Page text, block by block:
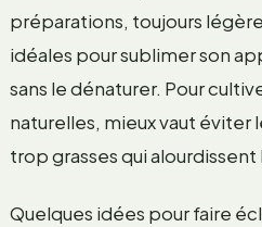
préparations, toujours
idéales pour sublimer son
sans le dénaturer. Pour
naturelles, mieux vaut éviter
trop grasses qui
Quelques idées pour faire